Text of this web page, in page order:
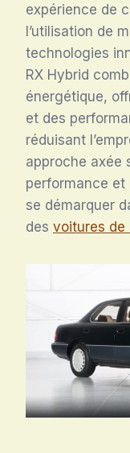
expérience de
l’utilisation de
technologies
RX Hybrid
énergétique,
et des
réduisant
approche axée
performance et
se démarquer
des voitures de